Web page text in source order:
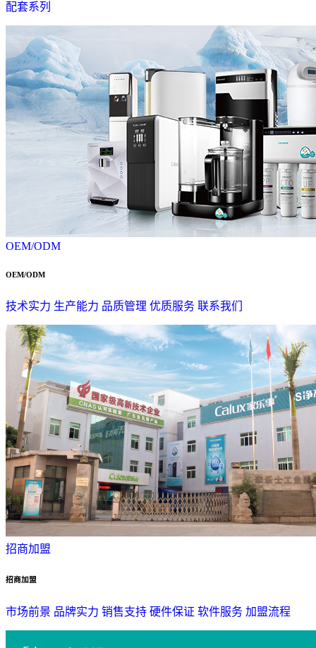
配套系列
OEM/ODM
OEM/ODM
技术实力 生产能力 品质管理 优质服务 联系我们
招商加盟
招商加盟
市场前景 品牌实力 销售支持 硬件保证 软件服务 加盟流程